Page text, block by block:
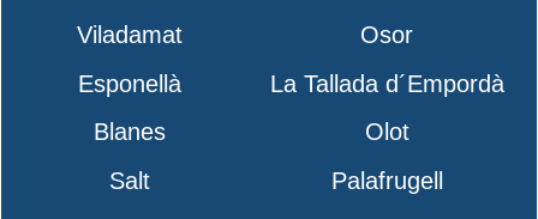
Viladamat
Osor
Esponellà
La Tallada d´Empordà
Blanes
Olot
Salt
Palafrugell